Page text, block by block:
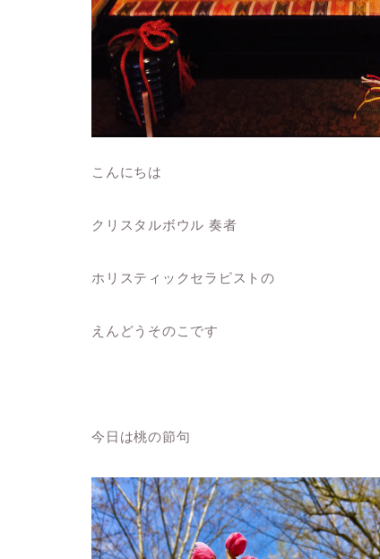
こんにちは
クリスタルボウル 奏者
ホリスティックセラピストの
えんどうそのこです
今日は桃の節句